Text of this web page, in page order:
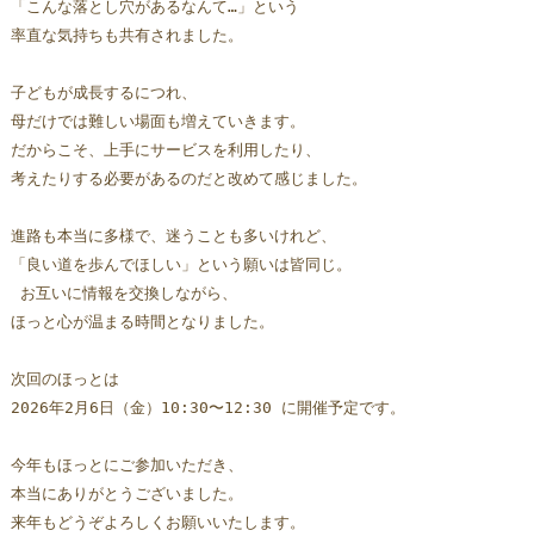
「こんな落とし穴があるなんて…」という
率直な気持ちも共有されました。
子どもが成長するにつれ、
母だけでは難しい場面も増えていきます。
だからこそ、上手にサービスを利用したり、
考えたりする必要があるのだと改めて感じました。
進路も本当に多様で、迷うことも多いけれど、
「良い道を歩んでほしい」という願いは皆同じ。
お互いに情報を交換しながら、
ほっと心が温まる時間となりました。
次回のほっとは
2026年2月6日（金）10:30〜12:30 に開催予定です。
今年もほっとにご参加いただき、
本当にありがとうございました。
来年もどうぞよろしくお願いいたします。